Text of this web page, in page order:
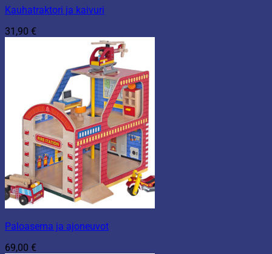
Kauhatraktori ja kaivuri
31,90 €
Paloasema ja ajoneuvot
69,00 €